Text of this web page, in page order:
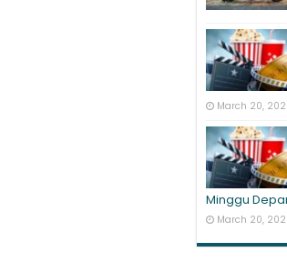
March 20,
Minggu
March 20,